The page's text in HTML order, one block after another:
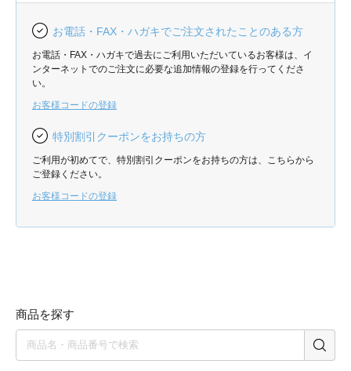
お電話・FAX・ハガキでご注文されたことのある方
お電話・FAX・ハガキで過去にご利用いただいているお客様は、イ
ンターネットでのご注文に必要な追加情報の登録を行ってくださ
い。
お客様コードの登録
特別割引クーポンをお持ちの方
ご利用が初めてで、特別割引クーポンをお持ちの方は、こちらから
ご登録ください。
お客様コードの登録
商品を探す